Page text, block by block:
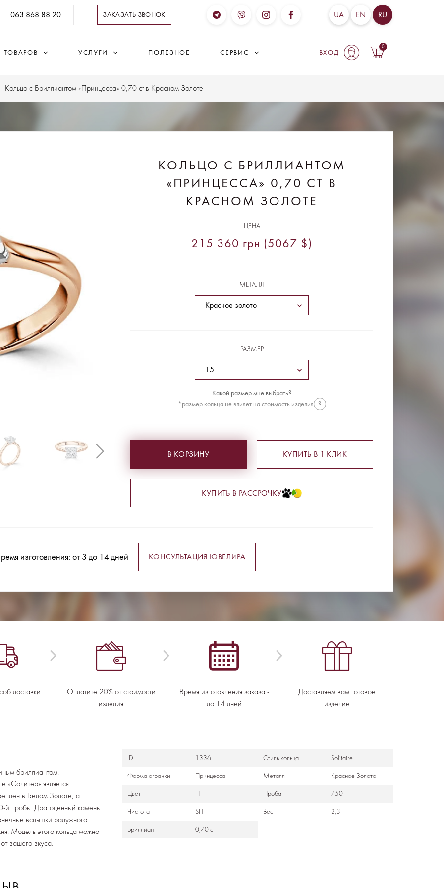
063 868 88 20 ЗАКАЗАТЬ ЗВОНОК UA EN RU
ТОВАРОВ УСЛУГИ ПОЛЕЗНОЕ СЕРВИС ВХОД
0
Кольцо с Бриллиантом «Принцесса» 0,70 ct в Красном Золоте
КОЛЬЦО С БРИЛЛИАНТОМ
«ПРИНЦЕССА» 0,70 CT В
КРАСНОМ ЗОЛОТЕ
ЦЕНА
215 360 грн (5067 $)
МЕТАЛЛ
РАЗМЕР
Какой размер мне выбрать?
*размер кольца не влияет на стоимость изделия
?
В КОРЗИНУ
КУПИТЬ В РАССРОЧКУ
КУПИТЬ В 1 КЛИК
изготовления: от 3 до 14 дней КОНСУЛЬТАЦИЯ ЮВЕЛИРА
доставки
Оплатите 20% от стоимости
изделия
Время изготовления заказа -
до 14 дней
Доставляем вам готовое
изделие
бриллиантом.
«Солитёр» является
в Белом Золоте, а
й пробы. Драгоценный камень
вспышки радужного
Модель этого кольца можно
вашего вкуса.
ID 1336 Стиль кольца Solitaire
Формa огранки Принцесса Металл Красное Золото
Цвет Н Проба 750
Чистота SI1 Вес 2,3
Бриллиант 0,70 ct